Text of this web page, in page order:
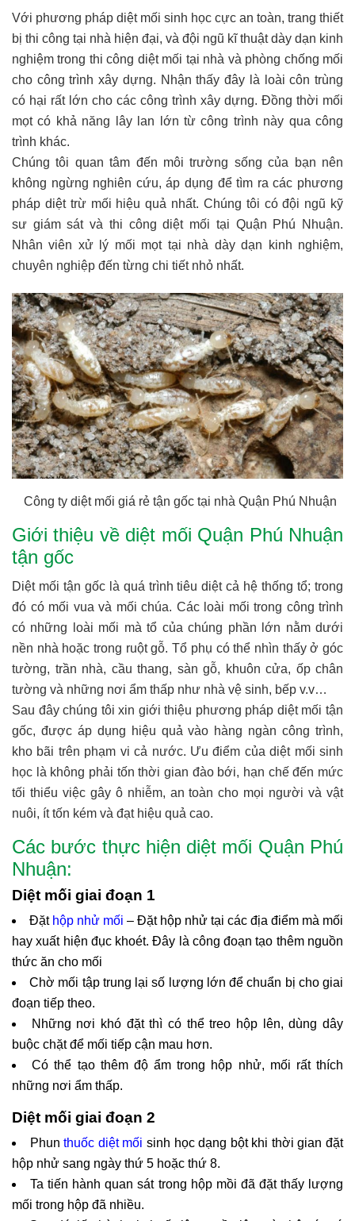
Với phương pháp diệt mối sinh học cực an toàn, trang thiết
bị thi công tại nhà hiện đại, và đội ngũ kĩ thuật dày dạn kinh
nghiệm trong thi công diệt mối tại nhà và phòng chống mối
cho công trình xây dựng. Nhận thấy đây là loài côn trùng
có hại rất lớn cho các công trình xây dựng. Đồng thời mối
mọt có khả năng lây lan lớn từ công trình này qua công
trình khác.
Chúng tôi quan tâm đến môi trường sống của bạn nên
không ngừng nghiên cứu, áp dụng để tìm ra các phương
pháp diệt trừ mối hiệu quả nhất. Chúng tôi có đội ngũ kỹ
sư giám sát và thi công diệt mối tại Quận Phú Nhuận.
Nhân viên xử lý mối mọt tại nhà dày dạn kinh nghiệm,
chuyên nghiệp đến từng chi tiết nhỏ nhất.
Công ty diệt mối giá rẻ tận gốc tại nhà Quận Phú Nhuận
Giới thiệu về diệt mối Quận Phú Nhuận
tận gốc
Diệt mối tận gốc là quá trình tiêu diệt cả hệ thống tổ; trong
đó có mối vua và mối chúa. Các loài mối trong công trình
có những loài mối mà tổ của chúng phần lớn nằm dưới
nền nhà hoặc trong ruột gỗ. Tổ phụ có thể nhìn thấy ở góc
tường, trần nhà, cầu thang, sàn gỗ, khuôn cửa, ốp chân
tường và những nơi ẩm thấp như nhà vệ sinh, bếp v.v…
Sau đây chúng tôi xin giới thiệu phương pháp diệt mối tận
gốc, được áp dụng hiệu quả vào hàng ngàn công trình,
kho bãi trên phạm vi cả nước. Ưu điểm của diệt mối sinh
học là không phải tốn thời gian đào bới, hạn chế đến mức
tối thiểu việc gây ô nhiễm, an toàn cho mọi người và vật
nuôi, ít tốn kém và đạt hiệu quả cao.
Các bước thực hiện diệt mối Quận Phú
Nhuận:
Diệt mối giai đoạn 1
Đặt hộp nhử mối – Đặt hộp nhử tại các địa điểm mà mối
hay xuất hiện đục khoét. Đây là công đoạn tạo thêm nguồn
thức ăn cho mối
Chờ mối tập trung lại số lượng lớn để chuẩn bị cho giai
đoạn tiếp theo.
Những nơi khó đặt thì có thể treo hộp lên, dùng dây
buộc chặt để mối tiếp cận mau hơn.
Có thể tạo thêm độ ẩm trong hộp nhử, mối rất thích
những nơi ẩm thấp.
Diệt mối giai đoạn 2
Phunthuốc diệt mối sinh học dạng bột khi thời gian đặt
hộp nhử sang ngày thứ 5 hoặc thứ 8.
Ta tiến hành quan sát trong hộp mồi đã đặt thấy lượng
mối trong hộp đã nhiều.